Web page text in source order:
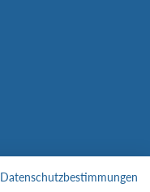
Datenschutzbestimmungen